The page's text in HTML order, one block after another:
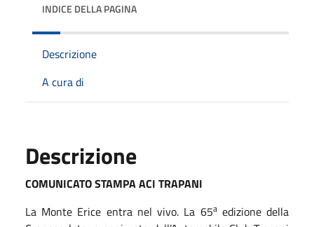
INDICE DELLA PAGINA
Descrizione
A cura di
Descrizione
COMUNICATO STAMPA ACI TRAPANI
La Monte Erice entra nel vivo. La 65aedizione della